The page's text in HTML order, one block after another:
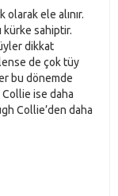
olarak ele alınır.
kürke sahiptir.
dikkat
de çok tüy
bu dönemde
Collie ise daha
Collie’den daha